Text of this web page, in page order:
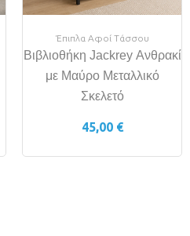
Έπιπλα Αφοί Τάσσου
Βιβλιοθήκη Jackrey Ανθρακί
με Μαύρο Μεταλλικό
Σκελετό
45,00 €